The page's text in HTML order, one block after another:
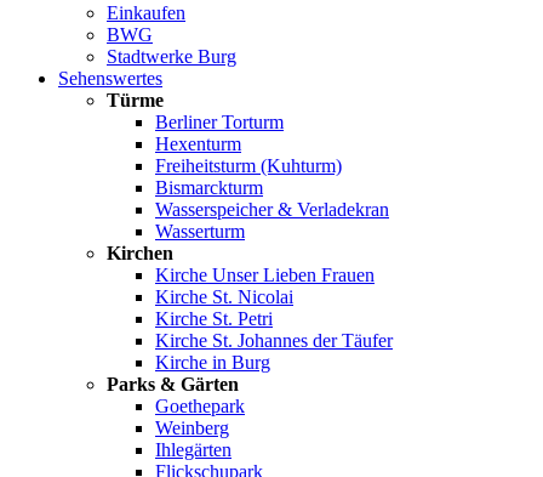
Einkaufen
BWG
Stadtwerke Burg
Sehenswertes
Türme
Berliner Torturm
Hexenturm
Freiheitsturm (Kuhturm)
Bismarckturm
Wasserspeicher & Verladekran
Wasserturm
Kirchen
Kirche Unser Lieben Frauen
Kirche St. Nicolai
Kirche St. Petri
Kirche St. Johannes der Täufer
Kirche in Burg
Parks & Gärten
Goethepark
Weinberg
Ihlegärten
Flickschupark